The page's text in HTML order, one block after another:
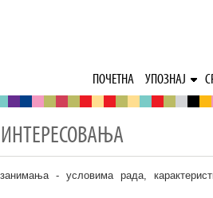
ПОЧЕТНА УПОЗНАЈ
- условима рада,